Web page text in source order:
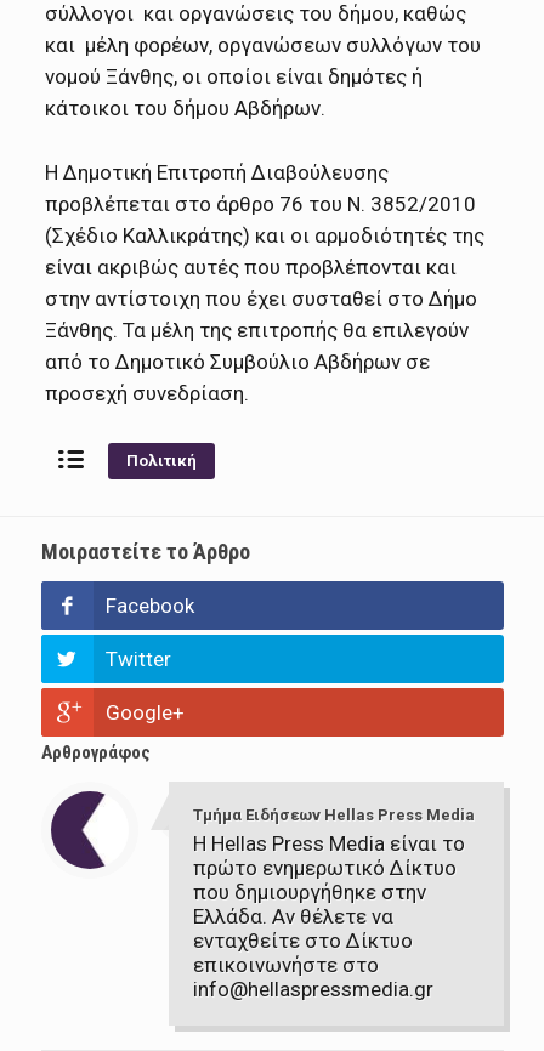
σύλλογοι και οργανώσεις του δήμου, καθώς
και μέλη φορέων, οργανώσεων συλλόγων του
νομού Ξάνθης, οι οποίοι είναι δημότες ή
κάτοικοι του δήμου Αβδήρων.
Η Δημοτική Επιτροπή Διαβούλευσης
προβλέπεται στο άρθρο 76 του Ν. 3852/2010
(Σχέδιο Καλλικράτης) και οι αρμοδιότητές της
είναι ακριβώς αυτές που προβλέπονται και
στην αντίστοιχη που έχει συσταθεί στο Δήμο
Ξάνθης. Τα μέλη της επιτροπής θα επιλεγούν
από το Δημοτικό Συμβούλιο Αβδήρων σε
προσεχή συνεδρίαση.
Πολιτική
Μοιραστείτε το Άρθρο
Facebook
Twitter
Google+
Αρθρογράφος
Τμήμα Ειδήσεων Hellas Press Media
Η Hellas Press Media είναι το
πρώτο ενημερωτικό Δίκτυο
που δημιουργήθηκε στην
Ελλάδα. Αν θέλετε να
ενταχθείτε στο Δίκτυο
επικοινωνήστε στο
info@hellaspressmedia.gr